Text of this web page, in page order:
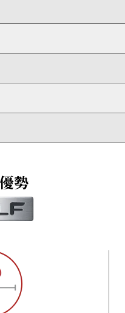
加熱的溶煮設定，以及防止燒
更容易清潔。
勢